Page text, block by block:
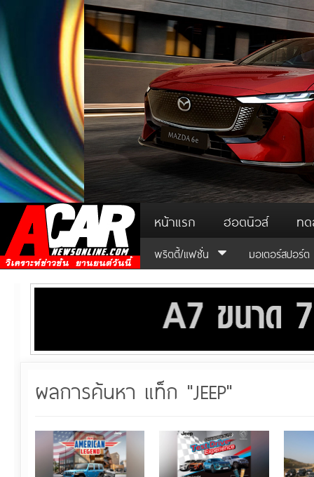
หน้าแรก ฮอตนิวส์ ท
พริตตี้/แฟชั่น มอเตอร์สปอร์ต
ผลการค้นหา แท็ก "JEEP"